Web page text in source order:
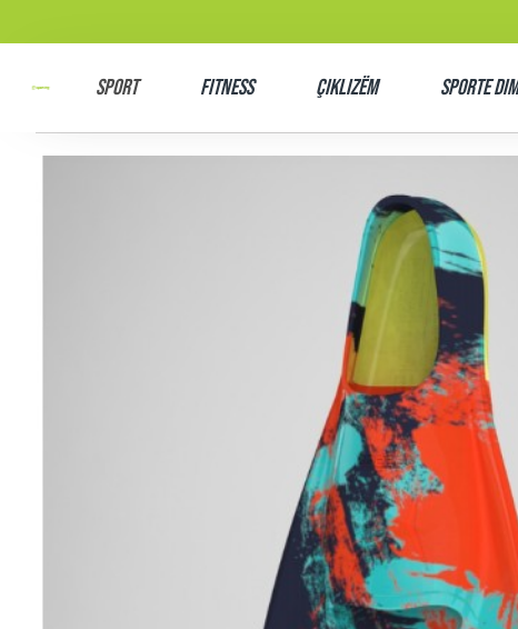
SPORT Fitness Çiklizëm Sporte